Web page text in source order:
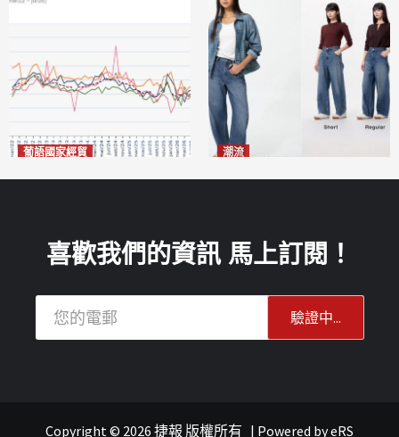
葡語國家經貿 潮流
喜歡我們的資訊 馬上訂閱！
Copyright © 2026 捷報 版權所有 | Powered byeRS